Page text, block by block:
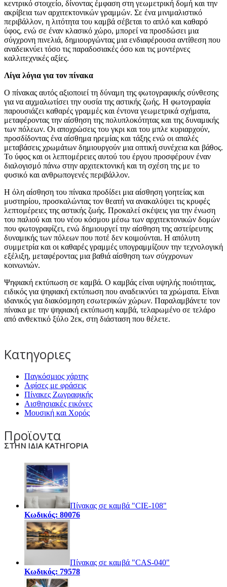
κεντρικό στοιχείο, δίνοντας έμφαση στη γεωμετρική δομή και την
ακρίβεια των αρχιτεκτονικών γραμμών. Σε ένα μινιμαλιστικό
περιβάλλον, η λιτότητα του καμβά σέβεται το απλό και καθαρό
ύφος, ενώ σε έναν κλασικό χώρο, μπορεί να προσδώσει μια
σύγχρονη πινελιά, δημιουργώντας μια ενδιαφέρουσα αντίθεση που
αναδεικνύει τόσο τις παραδοσιακές όσο και τις μοντέρνες
καλλιτεχνικές αξίες.
Λίγα λόγια για τον πίνακα
Ο πίνακας αυτός αξιοποιεί τη δύναμη της φωτογραφικής σύνθεσης
για να αιχμαλωτίσει την ουσία της αστικής ζωής. Η φωτογραφία
παρουσιάζει καθαρές γραμμές και έντονα γεωμετρικά σχήματα,
μεταφέροντας την αίσθηση της πολυπλοκότητας και της δυναμικής
των πόλεων. Οι αποχρώσεις του γκρι και του μπλε κυριαρχούν,
προσδίδοντας ένα αίσθημα ηρεμίας και τάξης ενώ οι απαλές
μεταβάσεις χρωμάτων δημιουργούν μια οπτική συνέχεια και βάθος.
Το ύφος και οι λεπτομέρειες αυτού του έργου προσφέρουν έναν
διαλογισμό πάνω στην αρχιτεκτονική και τη σχέση της με το
φυσικό και ανθρωπογενές περιβάλλον.
Η όλη αίσθηση του πίνακα προδίδει μια αίσθηση γοητείας και
μυστηρίου, προσκαλώντας τον θεατή να ανακαλύψει τις κρυφές
λεπτομέρειες της αστικής ζωής. Προκαλεί σκέψεις για την ένωση
του παλιού και του νέου κόσμου μέσω των αρχιτεκτονικών δομών
που φωτογραφίζει, ενώ δημιουργεί την αίσθηση της αστείρευτης
δυναμικής των πόλεων που ποτέ δεν κοιμούνται. Η απόλυτη
συμμετρία και οι καθαρές γραμμές υπογραμμίζουν την τεχνολογική
εξέλιξη, μεταφέροντας μια βαθιά αίσθηση των σύγχρονων
κοινωνιών.
Ψηφιακή εκτύπωση σε καμβά. Ο καμβάς είναι υψηλής ποιότητας,
ειδικός για ψηφιακή εκτύπωση που αναδεικνύει τα χρώματα. Είναι
ιδανικός για διακόσμηση εσωτερικών χώρων. Παραλαμβάνετε τον
πίνακα με την ψηφιακή εκτύπωση καμβά, τελαρωμένο σε τελάρο
από ανθεκτικό ξύλο 2εκ, στη διάσταση που θέλετε.
Κατηγοριες
Παγκόσμιος χάρτης
Αφίσες με φράσεις
Πίνακες Ζωγραφικής
Αισθησιακές εικόνες
Μουσική και Χορός
Προϊοντα
ΣΤΗΝ ΙΔΙΑ ΚΑΤΗΓΟΡΙΑ
Πίνακας σε καμβά "CIE-108"
Κωδικός: 80076
Πίνακας σε καμβά "CAS-040"
Κωδικός: 79578